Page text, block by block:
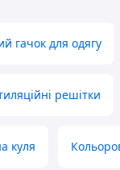
гачок для одягу
решітки
куля